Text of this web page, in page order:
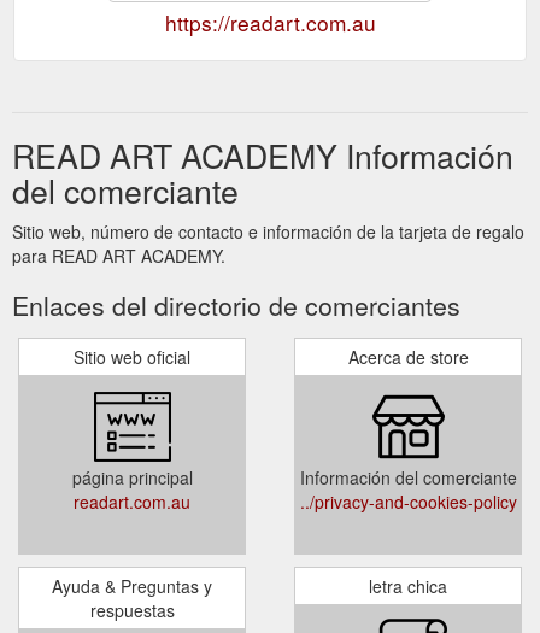
https://readart.com.au
READ ART ACADEMY Información
del comerciante
Sitio web, número de contacto e información de la tarjeta de regalo
para READ ART ACADEMY.
Enlaces del directorio de comerciantes
Sitio web oficial
página principal
readart.com.au
Acerca de store
Información del comerciante
../privacy-and-cookies-policy
Ayuda & Preguntas y
respuestas
letra chica